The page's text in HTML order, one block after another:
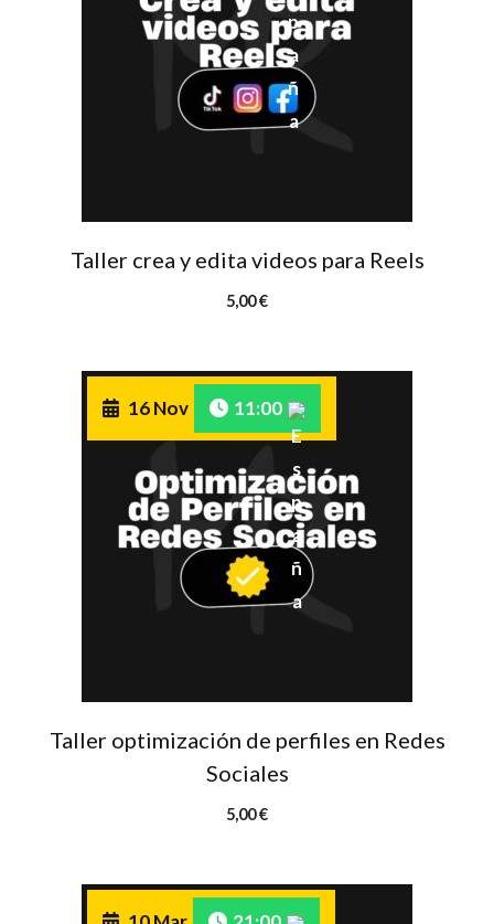
Taller crea y edita videos para Reels
5,00€
16 Nov 11:00
Taller optimización de perfiles en Redes
Sociales
5,00€